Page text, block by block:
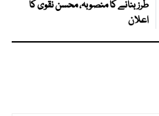
طرز بنانے کا منصوبہ، محسن نقوی کا
اعلان